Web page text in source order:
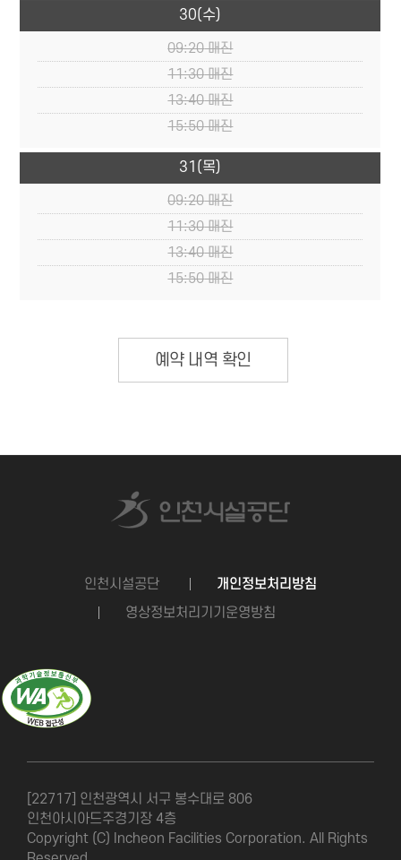
30(수)
09:20매진
11:30매진
13:40매진
15:50매진
31 (목)
09:20매진
11:30매진
13:40매진
15:50매진
예약 내역 확인
인천시설공단
개인정보처리방침
영상정보처리기기운영방침
[22717] 인천광역시 서구 봉수대로 806
인천아시아드주경기장 4층
Copyright (C) Incheon Facilities Corporation. All Rights